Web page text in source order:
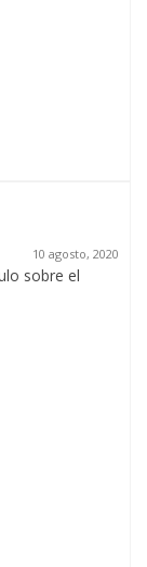
10 agosto, 2020
sobre el